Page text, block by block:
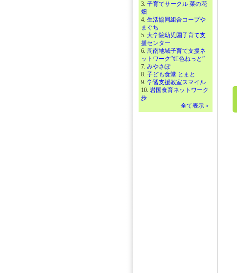
3. 子育てサークル 菜の花
畑
4. 生活協同組合コープや
まぐち
5. 大学院幼児園子育て支
援センター
6. 周南地域子育て支援ネ
ットワーク”虹色ねっと”
7. みやさぽ
8. 子ども食堂 とまと
9. 学習支援教室スマイル
10. 岩国食育ネットワーク
歩
全て表示＞